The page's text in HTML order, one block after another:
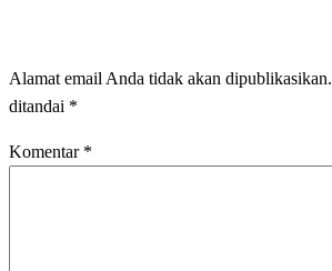
Alamat email Anda tidak akan dipublikasikan.
ditandai *
Komentar *